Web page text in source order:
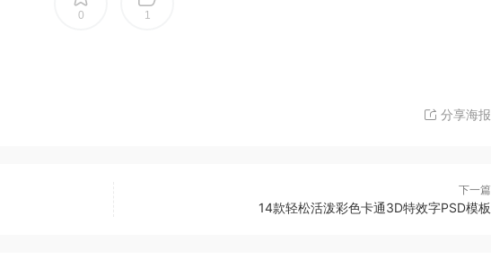
0 1
分享海报
下一篇
14款轻松活泼彩色卡通3D特效字PSD模板